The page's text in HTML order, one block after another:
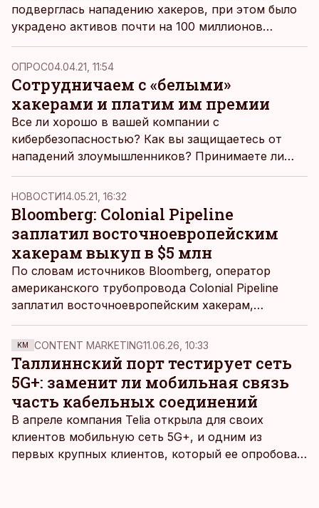
подверглась нападению хакеров, при этом было
украдено активов почти на 100 миллионов
долларов, сообщает BBC News.
ОПРОС04.04.21, 11:54
Сотрудничаем с «белыми»
хакерами и платим им премии
Все ли хорошо в вашей компании с
кибербезопасностью? Как вы защищаетесь от
нападений злоумышленников? Принимаете ли
профилактические меры для предотвращения
кибератак? Эти вопросы ДВ задали
предпринимателям и руководителям
предприятий.
НОВОСТИ14.05.21, 16:32
Bloomberg: Colonial Pipeline
заплатил восточноевропейским
хакерам выкуп в $5 млн
По словам источников Bloomberg, оператор
американского трубопровода Colonial Pipeline
заплатил восточноевропейским хакерам,
остановившим работу трубопровода, почти 5
миллионов долларов выкупа. Сама компания
ранее заявляла, что не платила выкуп.
KM CONTENT MARKETING11.06.26, 10:33
Таллиннский порт тестирует сеть
5G+: заменит ли мобильная связь
часть кабельных соединений
В апреле компания Telia открыла для своих
клиентов мобильную сеть 5G+, и одним из
первых крупных клиентов, который ее опробовал,